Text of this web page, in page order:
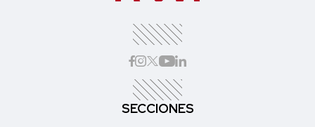
SECCIONES